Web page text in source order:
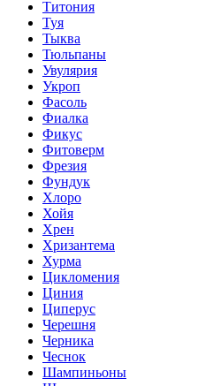
Титония
Туя
Тыква
Тюльпаны
Увулярия
Укроп
Фасоль
Фиалка
Фикус
Фитоверм
Фрезия
Фундук
Хлоро
Хойя
Хрен
Хризантема
Хурма
Цикломения
Циния
Циперус
Черешня
Черника
Чеснок
Шампиньоны